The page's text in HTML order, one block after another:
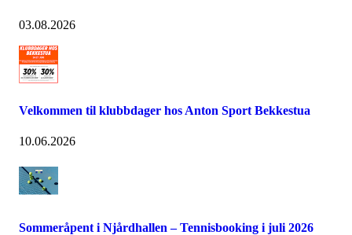
03.08.2026
Velkommen til klubbdager hos Anton Sport Bekkestua
10.06.2026
Sommeråpent i Njårdhallen – Tennisbooking i juli 2026